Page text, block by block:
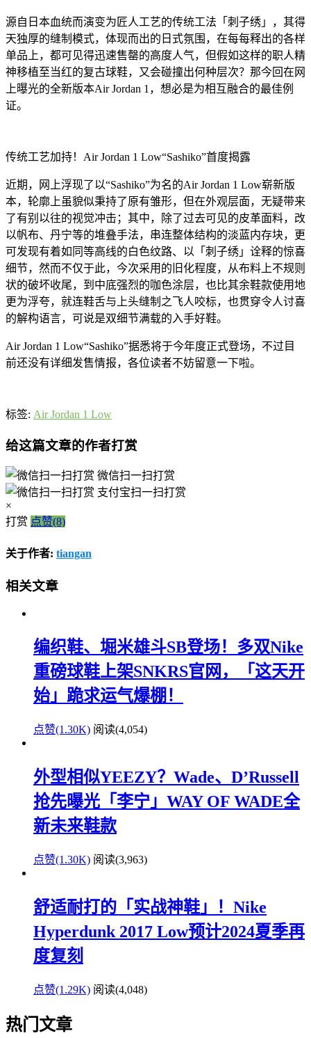
源自日本血统而演变为匠人工艺的传统工法「刺子绣」，其得
天独厚的缝制模式，体现而出的日式氛围，在每每释出的各样
单品上，都可见得迅速售罄的高度人气，但假如这样的职人精
神移植至当红的复古球鞋，又会碰撞出何种层次？那今回在网
上曝光的全新版本Air Jordan 1，想必是为相互融合的最佳例
证。
传统工艺加持！Air Jordan 1 Low“Sashiko”首度揭露
近期，网上浮现了以“Sashiko”为名的Air Jordan 1 Low崭新版
本，轮廓上虽貌似秉持了原有雏形，但在外观层面，无疑带来
了有别以往的视觉冲击；其中，除了过去可见的皮革面料，改
以帆布、丹宁等的堆叠手法，串连整体结构的淡蓝内存块，更
可发现有着如同等高线的白色纹路、以「刺子绣」诠释的惊喜
细节，然而不仅于此，今次采用的旧化程度，从布料上不规则
状的破坏收尾，到中底强烈的咖色涂层，也比其余鞋款使用地
更为浮夸，就连鞋舌与上头缝制之飞人咬标，也贯穿令人讨喜
的解构语言，可说是双细节满载的入手好鞋。
Air Jordan 1 Low“Sashiko”据悉将于今年度正式登场，不过目
前还没有详细发售情报，各位读者不妨留意一下啦。
标签: Air Jordan 1 Low
给这篇文章的作者打赏
微信扫一扫打赏
支付宝扫一扫打赏
×
打赏 点赞(8)
关于作者: tiangan
相关文章
编织鞋、堀米雄斗SB登场！多双Nike
重磅球鞋上架SNKRS官网，「这天开
始」跪求运气爆棚！
点赞(1.30K) 阅读(4,054)
外型相似YEEZY？Wade、D’Russell
抢先曝光「李宁」WAY OF WADE全
新未来鞋款
点赞(1.30K) 阅读(3,963)
舒适耐打的「实战神鞋」！Nike
Hyperdunk 2017 Low预计2024夏季再
度复刻
点赞(1.29K) 阅读(4,048)
热门文章